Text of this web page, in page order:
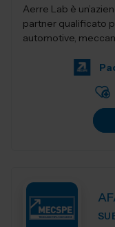
Aerre Lab è
partner qualificato
automotive,